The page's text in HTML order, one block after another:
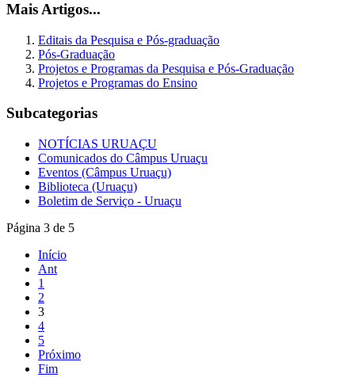
Mais Artigos...
Editais da Pesquisa e Pós-graduação
Pós-Graduação
Projetos e Programas da Pesquisa e Pós-Graduação
Projetos e Programas do Ensino
Subcategorias
NOTÍCIAS URUAÇU
Comunicados do Câmpus Uruaçu
Eventos (Câmpus Uruaçu)
Biblioteca (Uruaçu)
Boletim de Serviço - Uruaçu
Página 3 de 5
Início
Ant
1
2
3
4
5
Próximo
Fim